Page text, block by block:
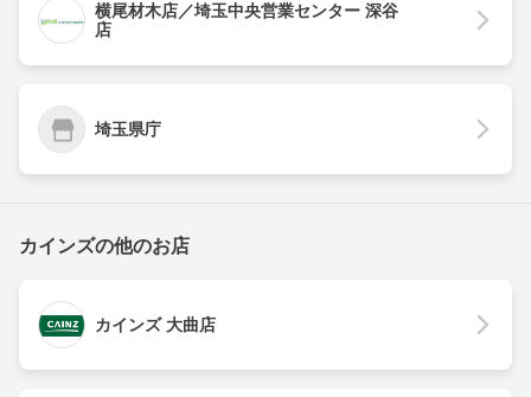
横尾材木店／埼玉中央営業センター 深谷
店
埼玉県庁
カインズの他のお店
カインズ 大曲店